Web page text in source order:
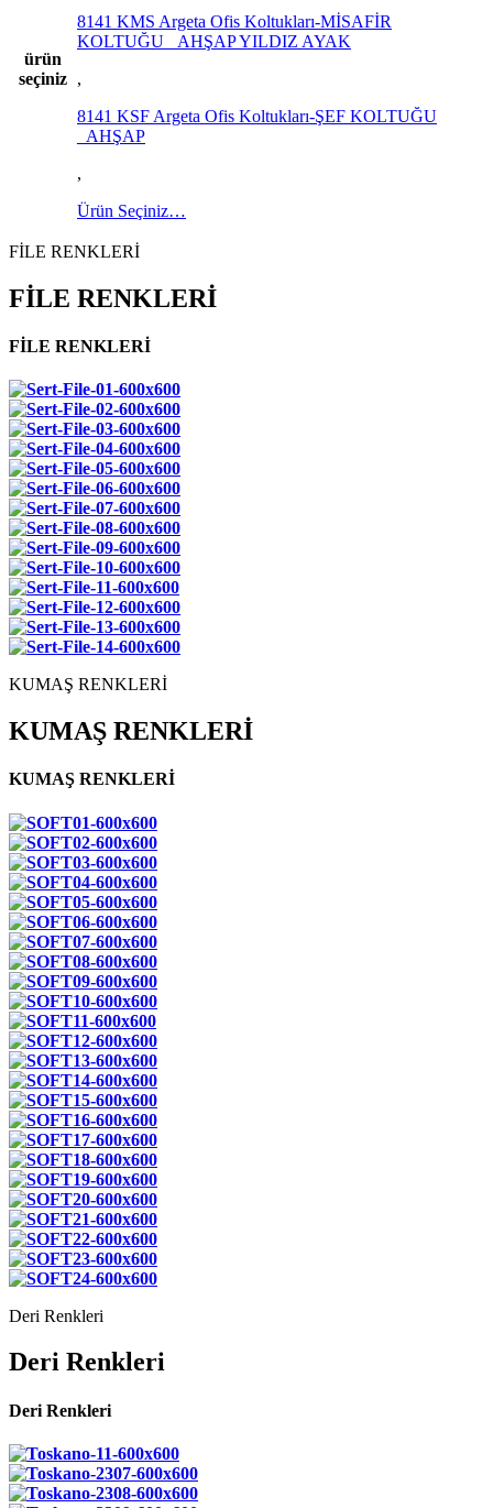
ürün
seçiniz
8141 KMS Argeta Ofis Koltukları-MİSAFİR
KOLTUĞU _AHŞAP YILDIZ AYAK
,
8141 KSF Argeta Ofis Koltukları-ŞEF KOLTUĞU
_AHŞAP
,
Ürün Seçiniz…
FİLE RENKLERİ
FİLE RENKLERİ
FİLE RENKLERİ
KUMAŞ RENKLERİ
KUMAŞ RENKLERİ
KUMAŞ RENKLERİ
Deri Renkleri
Deri Renkleri
Deri Renkleri